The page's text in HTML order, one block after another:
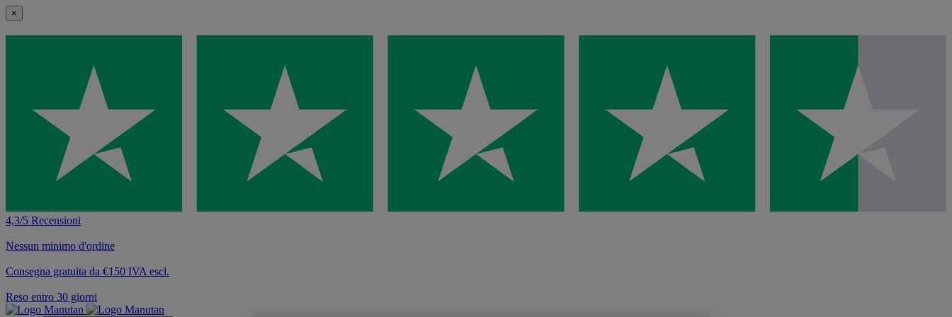
×
4,3/5 Recensioni
Nessun minimo d'ordine
Consegna gratuita da €150 IVA escl.
Reso entro 30 giorni